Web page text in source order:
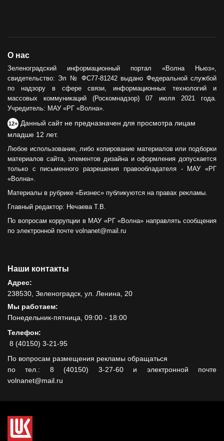
О нас
Зеленоградский информационный портал «Волна Ньюз»,
свидетельство: Эл № ФС77-81242 выдано Федеральной службой
по надзору в сфере связи, информационных технологий и
массовых коммуникаций (Роскомнадзор) 07 июля 2021 года.
Учредитель: МАУ «РГ «Волна».
12+ Данный сайт не предназначен для просмотра лицам
младше 12 лет.
Любое использование, либо копирование материалов или подборки
материалов сайта, элементов дизайна и оформления допускается
только с письменного разрешения правообладателя - МАУ «РГ
«Волна».
Материалы в рубрике «Бизнес» публикуются на правах рекламы.
Главный редактор: Нечаева Т.В.
По вопросам коррупции в МАУ «РГ «Волна» направлять сообщения
по электронной почте volnanet@mail.ru
Наши контакты
Адрес:
238530, Зеленоградск, ул. Ленина, 20
Мы работаем:
Понедельник-пятница, 09:00 - 18:00
Телефон:
8 (40150) 3-21-95
По вопросам размещения рекламы обращаться
по тел.: 8 (40150) 3-27-60 и электронной почте
volnanet@mail.ru